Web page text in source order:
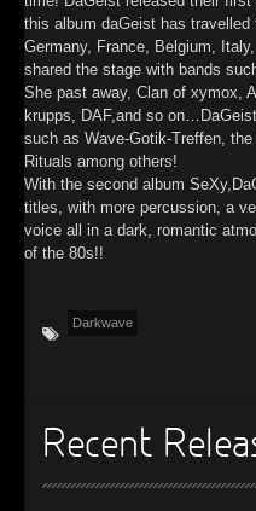
this album daGeist has
Germany, France, Belgium,
shared the stage with bands
She past away, Clan of xymox,
krupps, DAF,and so
such as Wave-Gotik-Treffen,
Rituals among others!
With the second album
titles, with more percussion, a
voice all in a dark, romantic
of the 80s!!
Darkwave
Recent